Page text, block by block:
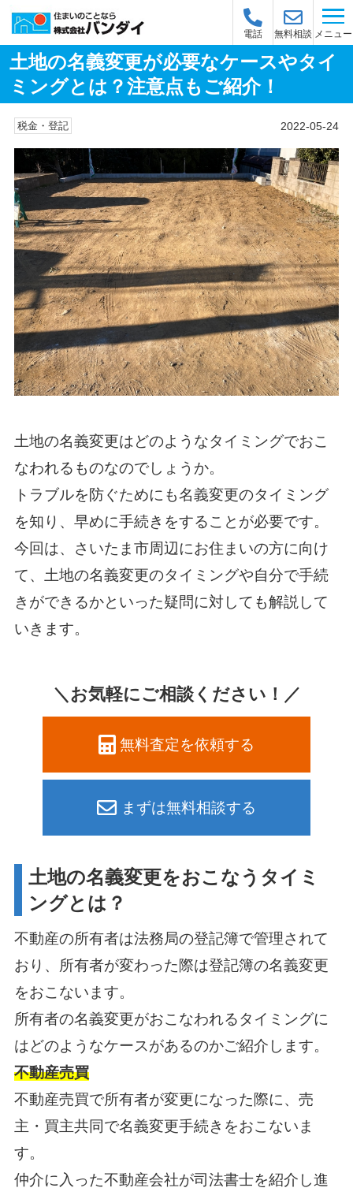
電話 無料相談 メニュー
土地の名義変更が必要なケースやタイ
ミングとは？注意点もご紹介！
税金・登記 2022-05-24
土地の名義変更はどのようなタイミングでおこ
なわれるものなのでしょうか。
トラブルを防ぐためにも名義変更のタイミング
を知り、早めに手続きをすることが必要です。
今回は、さいたま市周辺にお住まいの方に向け
て、土地の名義変更のタイミングや自分で手続
きができるかといった疑問に対しても解説して
いきます。
＼お気軽にご相談ください！／
無料査定を依頼する
まずは無料相談する
土地の名義変更をおこなうタイミ
ングとは？
不動産の所有者は法務局の登記簿で管理されて
おり、所有者が変わった際は登記簿の名義変更
をおこないます。
所有者の名義変更がおこなわれるタイミングに
はどのようなケースがあるのかご紹介します。
不動産売買
不動産売買で所有者が変更になった際に、売
主・買主共同で名義変更手続きをおこないま
す。
仲介に入った不動産会社が司法書士を紹介し進